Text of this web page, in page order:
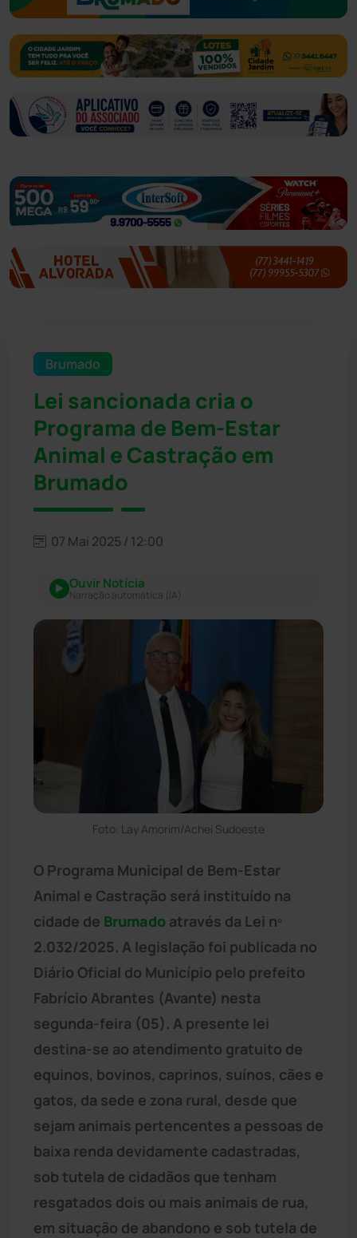
Brumado
Lei sancionada cria o
Programa de Bem-Estar
Animal e Castração em
Brumado
07 Mai 2025 / 12:00
Ouvir Notícia
Narração automática (IA)
Foto: Lay Amorim/Achei Sudoeste
O Programa Municipal de Bem-Estar
Animal e Castração será instituído na
cidade de Brumado através da Lei nº
2.032/2025. A legislação foi publicada no
Diário Oficial do Município pelo prefeito
Fabrício Abrantes (Avante) nesta
segunda-feira (05). A presente lei
destina-se ao atendimento gratuito de
equinos, bovinos, caprinos, suínos, cães e
gatos, da sede e zona rural, desde que
sejam animais pertencentes a pessoas de
baixa renda devidamente cadastradas,
sob tutela de cidadãos que tenham
resgatados dois ou mais animais de rua,
em situação de abandono e sob tutela de